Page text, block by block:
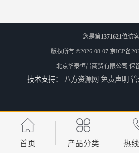
建筑五金材料供应配送 一站式五金材料供应商
您是第1371621位访客
版权所有 ©2026-08-07 京ICP备
北京华泰恒昌商贸有限公司 保
技术支持： 八方资源网 免责声明 管
首页 产品分类 热